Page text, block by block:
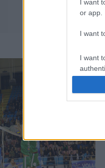
I want
or app.
I want
I want